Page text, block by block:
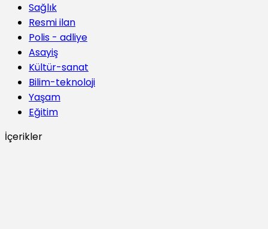
Sağlık
Resmi ilan
Polis - adliye
Asayiş
Kültür-sanat
Bilim-teknoloji
Yaşam
Eğitim
İçerikler